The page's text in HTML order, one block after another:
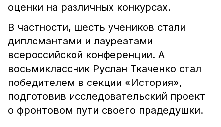
оценки на различных конкурсах.
В частности, шесть учеников стали
дипломантами и лауреатами
всероссийской конференции. А
восьмиклассник Руслан Ткаченко стал
победителем в секции «История»,
подготовив исследовательский проект
о фронтовом пути своего прадедушки.